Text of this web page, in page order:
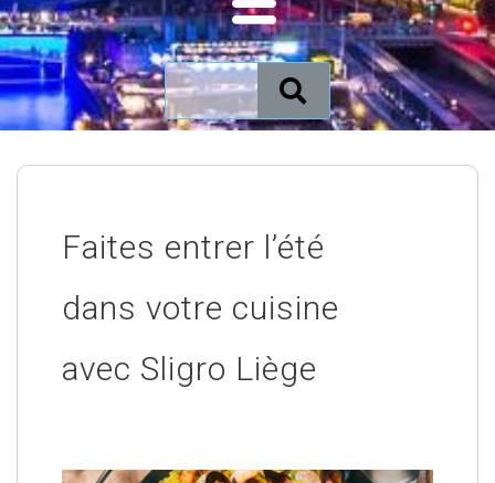
Faites entrer l’été
dans votre cuisine
avec Sligro Liège